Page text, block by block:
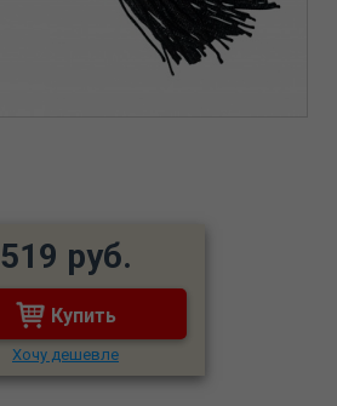
519 руб.
Купить
Хочу дешевле